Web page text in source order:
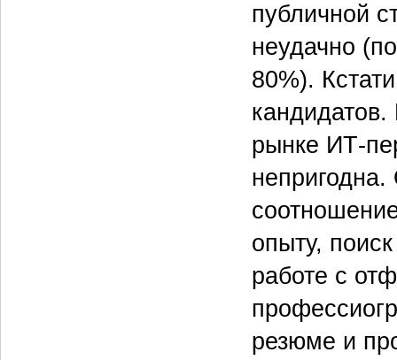
публичной
неудачно
80%).
кандидатов.
рынке ИТ-
опыту,
работе с
резюме и